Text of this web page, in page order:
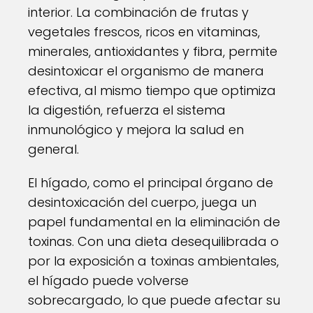
interior. La combinación de frutas y
vegetales frescos, ricos en vitaminas,
minerales, antioxidantes y fibra, permite
desintoxicar el organismo de manera
efectiva, al mismo tiempo que optimiza
la digestión, refuerza el sistema
inmunológico y mejora la salud en
general.
El hígado, como el principal órgano de
desintoxicación del cuerpo, juega un
papel fundamental en la eliminación de
toxinas. Con una dieta desequilibrada o
por la exposición a toxinas ambientales,
el hígado puede volverse
sobrecargado, lo que puede afectar su